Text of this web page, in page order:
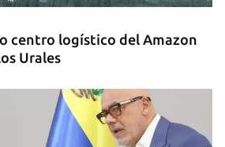
centro logístico del Amazon
Urales